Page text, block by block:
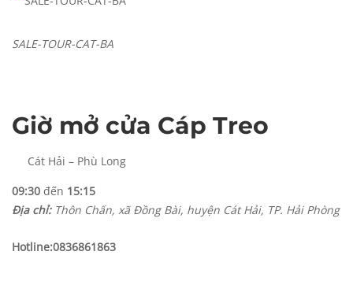
SALE-TOUR-CAT-BA
Giờ mở cửa Cáp Treo
Cát Hải – Phù Long
09:30 đến 15:15
Địa chỉ:Thôn Chấn, xã Đồng Bài, huyện Cát Hải, TP. Hải Phòng
Hotline:0836861863